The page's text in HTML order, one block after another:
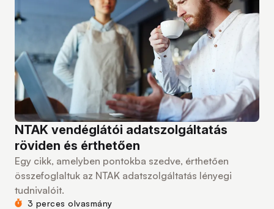
NTAK vendéglátói adatszolgáltatás
röviden és érthetően
Egy cikk, amelyben pontokba szedve, érthetően
összefoglaltuk az NTAK adatszolgáltatás lényegi
tudnivalóit.
3 perces olvasmány